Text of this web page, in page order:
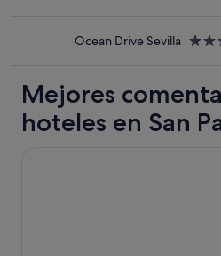
adicionales.
Ocean Drive Sevilla
Mejores
hoteles en San